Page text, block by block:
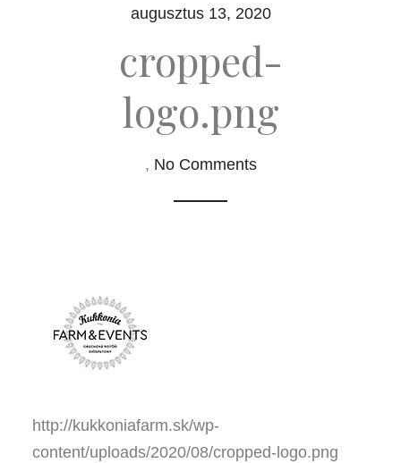
augusztus 13, 2020
cropped-
logo.png
, No Comments
http://kukkoniafarm.sk/wp-
content/uploads/2020/08/cropped-logo.png